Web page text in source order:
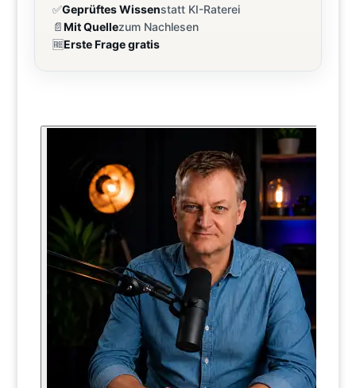
✅Geprüftes Wissenstatt KI-Raterei
📄Mit Quellezum Nachlesen
🆓Erste Frage gratis